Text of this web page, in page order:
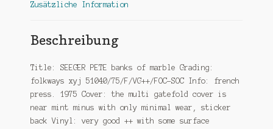
Zusätzliche Information
Beschreibung
Title: SEEGER PETE banks of marble Grading:
folkways xyj 51040/75/F/VG++/FOC-SOC Info: french
press. 1975 Cover: the multi gatefold cover is
near mint minus with only minimal wear, sticker
back Vinyl: very good ++ with some surface